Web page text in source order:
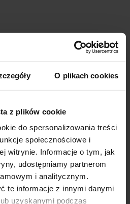
O plikach cookies
z plików cookie
do spersonalizowania treści
społecznościowe i
witrynie. Informacje o tym, jak
udostępniamy partnerom
i analitycznym.
te informacje z innymi danymi
uzyskanymi podczas
7272736397
42 687 00 44
online
dziekanat